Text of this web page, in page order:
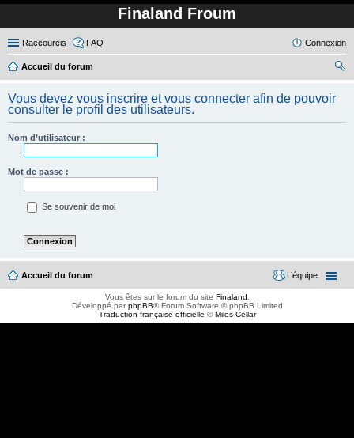
Finaland Froum
Raccourcis FAQ Connexion
Accueil du forum
her
ch
Vous devez vous inscrire et vous connecter afin de pouvoir
consulter le profil des utilisateurs.
Nom d’utilisateur :
Mot de passe :
Se souvenir de moi
Accueil du forum L’équipe
Vous êtes sur le forum du site Finaland
Développé parphpBB® Forum Software © phpBB Limited
Traduction française officielle ©Miles Cellar